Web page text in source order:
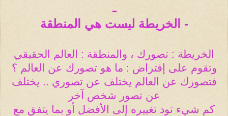
ـ
- الخريطة ليست هي المنطقة
الخريطة : تصورك ، والمنطقة : العالم الحقيقي
وتقوم على إفتراض : ما هو تصورك عن العالم ؟
فتصورك عن العالم يختلف عن تصوري .. يختلف
عن تصور شخص آخر
كم شيء تود تغييره إلى الأفضل أو بما يتفق مع